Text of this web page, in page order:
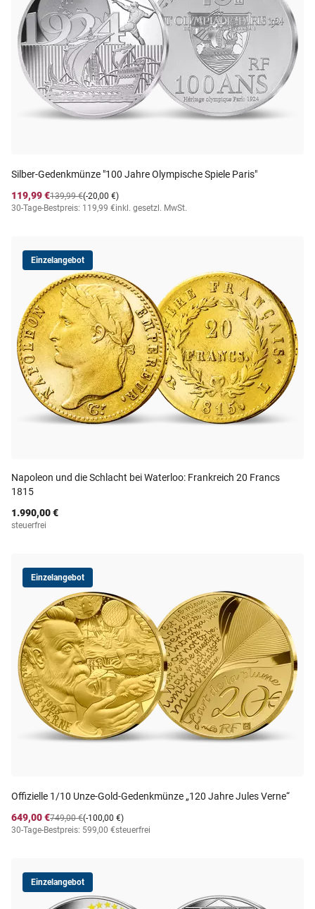
Silber-Gedenkmünze "100 Jahre Olympische Spiele Paris"
119,99 €
(-20,00 €)
139,99 €
30-Tage-Bestpreis: 119,99 €inkl. gesetzl. MwSt.
Einzelangebot
Napoleon und die Schlacht bei Waterloo: Frankreich 20 Francs
1815
1.990,00 €
steuerfrei
Einzelangebot
Offizielle 1/10 Unze-Gold-Gedenkmünze „120 Jahre Jules Verne“
649,00 €
(-100,00 €)
749,00 €
30-Tage-Bestpreis: 599,00 €steuerfrei
Einzelangebot